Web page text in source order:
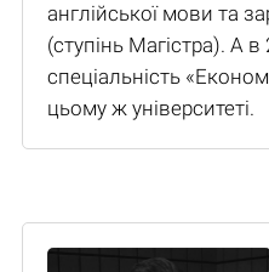
англійської мови та
(ступінь Магістра). А
спеціальність
цьому ж університеті.